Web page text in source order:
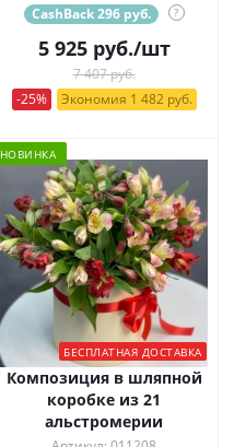
CashBack 296 руб. ?
5 925руб./шт
7 407 руб.
-25%
Экономия 1 482 руб.
НОВИНКА
БЕСПЛАТНАЯ ДОСТАВКА
Композиция в шляпной
коробке из 21
альстромерии